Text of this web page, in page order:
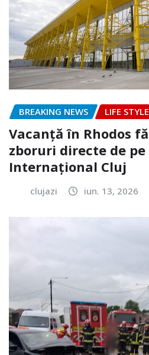
BREAKING NEWS LIFE STYLE
Vacanță în Rhodos
zboruri directe de
Internațional Cluj
clujazi iun. 13, 2026